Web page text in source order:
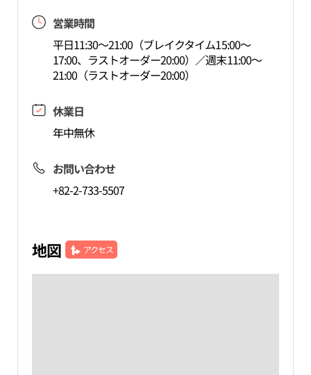
営業時間
平日11:30～21:00（ブレイクタイム15:00～
17:00、ラストオーダー20:00）／週末11:00～
21:00（ラストオーダー20:00）
休業日
年中無休
お問い合わせ
+82-2-733-5507
地図 アクセス